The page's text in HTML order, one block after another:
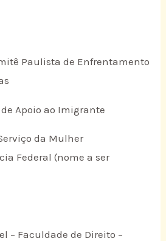
Paulista de Enfrentamento
Apoio ao Imigrante
da Mulher
Federal (nome a ser
– Faculdade de Direito –